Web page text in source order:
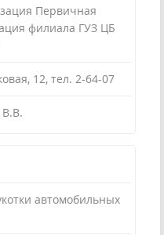
Первичная
филиала ГУЗ ЦБ
12, тел. 2-64-07
В.В.
автомобильных